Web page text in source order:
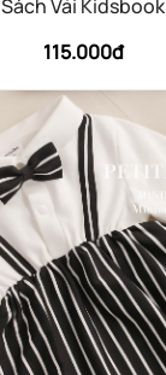
Sách Vải Kidsbook
115.000đ